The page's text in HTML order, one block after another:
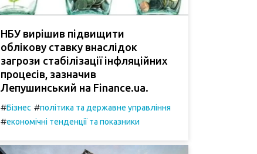
НБУ вирішив підвищити
облікову ставку внаслідок
загрози стабілізації інфляційних
процесів, зазначив
Лепушинський на Finance.ua.
#Бізнес #політика та державне управління
#економічні тенденції та показники